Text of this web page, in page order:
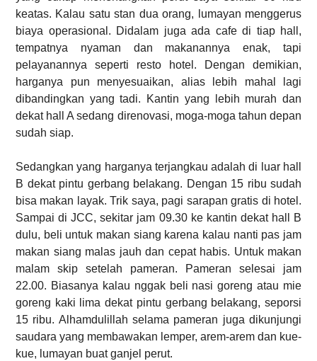
keatas. Kalau satu stan dua orang, lumayan menggerus
biaya operasional. Didalam juga ada cafe di tiap hall,
tempatnya nyaman dan makanannya enak, tapi
pelayanannya seperti resto hotel. Dengan demikian,
harganya pun menyesuaikan, alias lebih mahal lagi
dibandingkan yang tadi. Kantin yang lebih murah dan
dekat hall A sedang direnovasi, moga-moga tahun depan
sudah siap.
Sedangkan yang harganya terjangkau adalah di luar hall
B dekat pintu gerbang belakang. Dengan 15 ribu sudah
bisa makan layak. Trik saya, pagi sarapan gratis di hotel.
Sampai di JCC, sekitar jam 09.30 ke kantin dekat hall B
dulu, beli untuk makan siang karena kalau nanti pas jam
makan siang malas jauh dan cepat habis. Untuk makan
malam skip setelah pameran. Pameran selesai jam
22.00. Biasanya kalau nggak beli nasi goreng atau mie
goreng kaki lima dekat pintu gerbang belakang, seporsi
15 ribu. Alhamdulillah selama pameran juga dikunjungi
saudara yang membawakan lemper, arem-arem dan kue-
kue, lumayan buat ganjel perut.